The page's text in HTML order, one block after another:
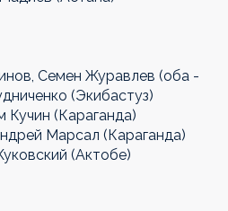
Семен Журавлев (оба -
(Экибастуз)
Кучин (Караганда)
Марсал (Караганда)
(Актобе)